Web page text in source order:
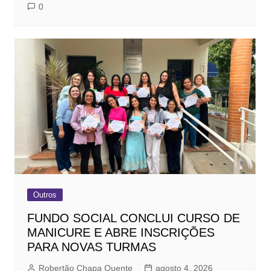
0
Outros
FUNDO SOCIAL CONCLUI CURSO DE
MANICURE E ABRE INSCRIÇÕES
PARA NOVAS TURMAS
Robertão Chapa Quente
agosto 4, 2026